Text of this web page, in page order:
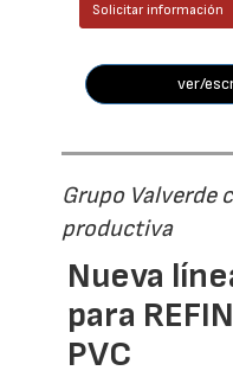
Solicitar información
ver/
Grupo Valverde
productiva
Nueva
para
PVC